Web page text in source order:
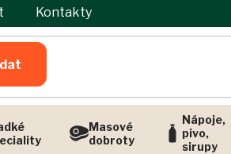
Kontakty
Masové
dobroty
Nápoje,
pivo,
sirupy